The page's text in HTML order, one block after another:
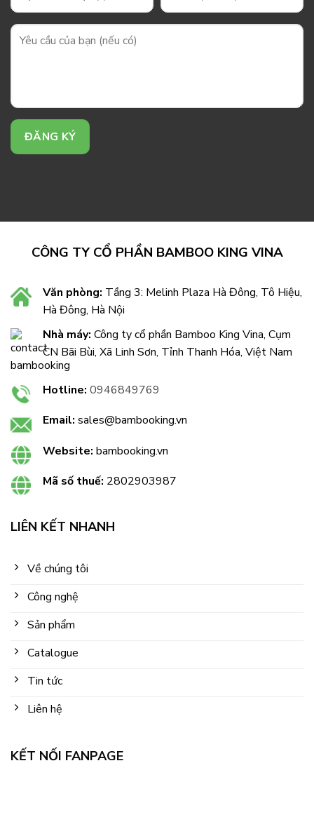
CÔNG TY CỔ PHẦN BAMBOO KING VINA
Văn phòng: Tầng 3: Melinh Plaza Hà Đông, Tô Hiệu,
Hà Đông, Hà Nội
Nhà máy: Công ty cổ phần Bamboo King Vina, Cụm
CN Bãi Bùi, Xã Linh Sơn, Tỉnh Thanh Hóa, Việt Nam
Hotline: 0946849769
Email: sales@bambooking.vn
Website: bambooking.vn
Mã số thuế: 2802903987
LIÊN KẾT NHANH
Về chúng tôi
Công nghệ
Sản phẩm
Catalogue
Tin tức
Liên hệ
KẾT NỐI FANPAGE